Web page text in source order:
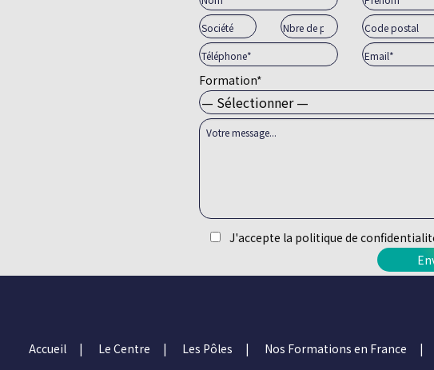
Formation*
J'accepte la politique de
Accueil Le Centre Les Pôles Nos Formations en France